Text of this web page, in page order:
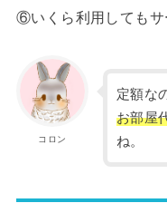
⑥いくら利用してもサ
コロン
定額な
お部屋
ね。